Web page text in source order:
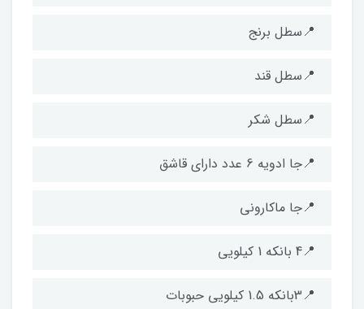
📍سطل برنج
📍سطل قند
📍سطل شکر
📍جا ادویه 6 عدد دارای قاشق
📍جا ماکارونی
📍4 بانکه 1 کیلویی
📍3بانکه 1.5 کیلویی حبوبات